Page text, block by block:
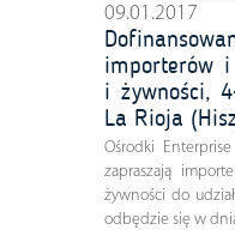
09.01.2017
importerów
i żywności,
La Rioja
Ośrodki
zapraszają
żywności do
odbędzie się w